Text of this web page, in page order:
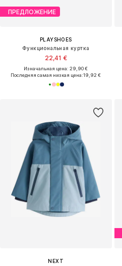
ПРЕДЛОЖЕНИЕ
PLAYSHOES
Функциональная куртка
22,41 €
Изначальная цена: 29,90 €
Последняя самая низкая цена:19,92 €
NEXT